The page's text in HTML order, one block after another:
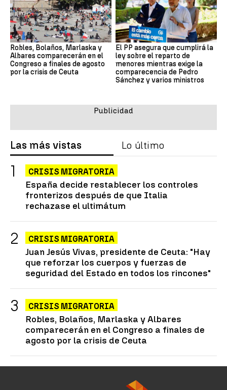
Robles, Bolaños, Marlaska y
Albares comparecerán en el
Congreso a finales de agosto
por la crisis de Ceuta
El PP asegura que cumplirá la
ley sobre el reparto de
menores mientras exige la
comparecencia de Pedro
Sánchez y varios ministros
Las más vistas Lo último
CRISIS MIGRATORIA
España decide restablecer los controles
fronterizos después de que Italia
rechazase el ultimátum
CRISIS MIGRATORIA
Juan Jesús Vivas, presidente de Ceuta: "Hay
que reforzar los cuerpos y fuerzas de
seguridad del Estado en todos los rincones"
CRISIS MIGRATORIA
Robles, Bolaños, Marlaska y Albares
comparecerán en el Congreso a finales de
agosto por la crisis de Ceuta